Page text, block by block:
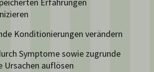
Erfahrungen
Konditionierungen verändern
Symptome sowie zugrunde
Ursachen auflösen